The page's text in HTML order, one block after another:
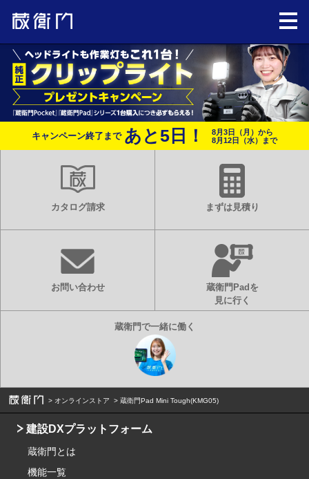
キャンペーン終了まで あと5 日！
8月3日（月）から
8月12日（水）まで
カタログ請求 まずは見積り
お問い合わせ
蔵衛門Padを
見に行く
オンラインストア 蔵衛門Pad Mini Tough(KMG05)
建設DXプラットフォーム
蔵衛門とは
機能一覧